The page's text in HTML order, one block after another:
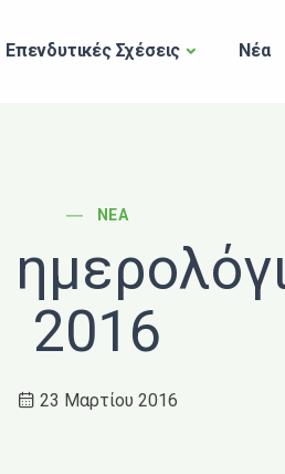
Επενδυτικές Σχέσεις Νέα
POST CATEGORY
ΝΈΑ
2016
23 Μαρτίου 2016